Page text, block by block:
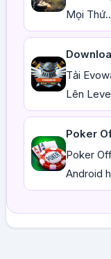
Mọi
Tải
Lên
Poker
Poker
Android